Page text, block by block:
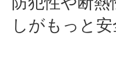
しがもっと